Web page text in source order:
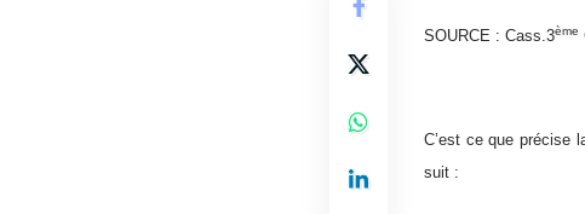
SOURCE : Cass.3ème
C’est ce que précise
suit :